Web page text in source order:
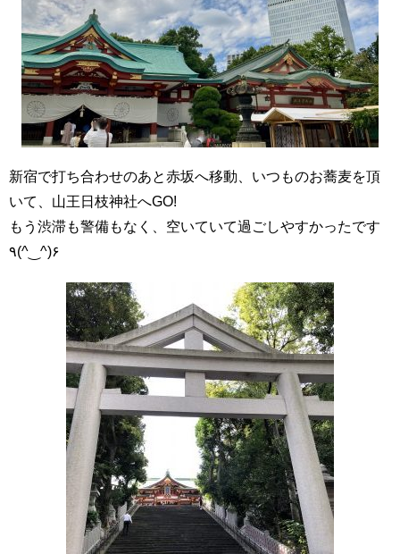
新宿で打ち合わせのあと赤坂へ移動、いつものお蕎麦を頂
いて、山王日枝神社へGO!
もう渋滞も警備もなく、空いていて過ごしやすかったです
٩(^‿^)۶